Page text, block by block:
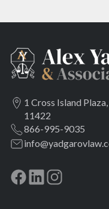
1 Cross Island
11422
866-995-9035